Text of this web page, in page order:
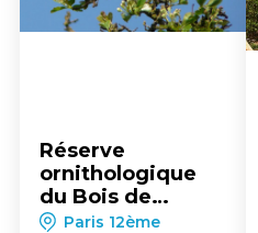
Réserve
ornithologique
du Bois de
Vincennes
Paris 12ème